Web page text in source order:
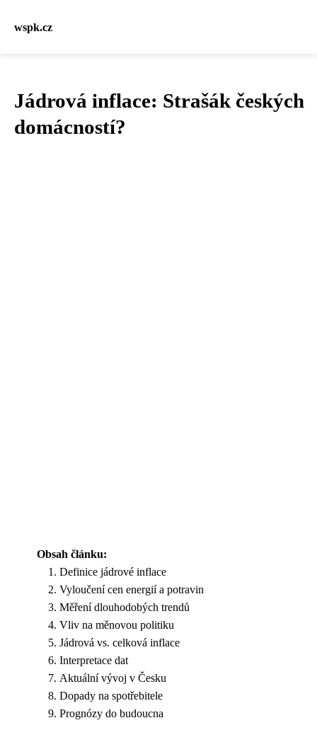
wspk.cz
Jádrová inflace: Strašák českých
domácností?
Obsah článku:
Definice jádrové inflace
Vyloučení cen energií a potravin
Měření dlouhodobých trendů
Vliv na měnovou politiku
Jádrová vs. celková inflace
Interpretace dat
Aktuální vývoj v Česku
Dopady na spotřebitele
Prognózy do budoucna